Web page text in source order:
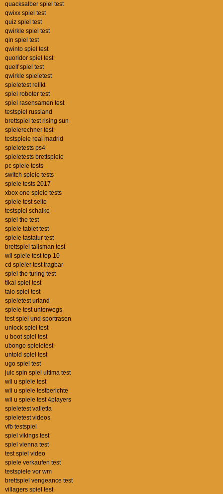
quacksalber spiel test
qwixx spiel test
quiz spiel test
qwirkle spiel test
qin spiel test
qwinto spiel test
quoridor spiel test
quelf spiel test
qwirkle spieletest
spieletest relikt
spiel roboter test
spiel rasensamen test
testspiel russland
brettspiel test rising sun
spielerechner test
testspiele real madrid
spieletests ps4
spieletests brettspiele
pc spiele tests
switch spiele tests
spiele tests 2017
xbox one spiele tests
spiele test seite
testspiel schalke
spiel the test
spiele tablet test
spiele tastatur test
brettspiel talisman test
wii spiele test top 10
cd spieler test tragbar
spiel the turing test
tikal spiel test
talo spiel test
spieletest urland
spiele test unterwegs
test spiel und sportrasen
unlock spiel test
u boot spiel test
ubongo spieletest
untold spiel test
ugo spiel test
juic spin spiel ultima test
wii u spiele test
wii u spiele testberichte
wii u spiele test 4players
spieletest valletta
spieletest videos
vfb testspiel
spiel vikings test
spiel vienna test
test spiel video
spiele verkaufen test
testspiele vor wm
brettspiel vengeance test
villagers spiel test